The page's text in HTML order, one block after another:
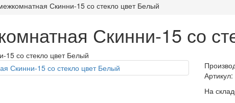
Скинни-15 со стекло цвет Белый
Скинни-15 со
15 со стекло цвет Белый
Артикул:
На